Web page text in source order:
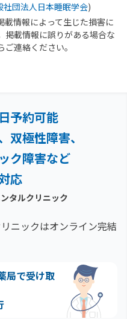
社団法人日本睡眠学会)
載情報によって生じた損害に
掲載情報に誤りがある場合な
連絡ください。
予約可能
双極性障害、
ク障害など
応
タルクリニック
ニックはオンライン完結
局で受け取